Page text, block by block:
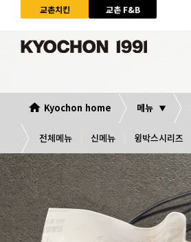
교촌치킨
교촌 F&B
Kyochon home 메뉴
전체메뉴 신메뉴 윙박스시리즈